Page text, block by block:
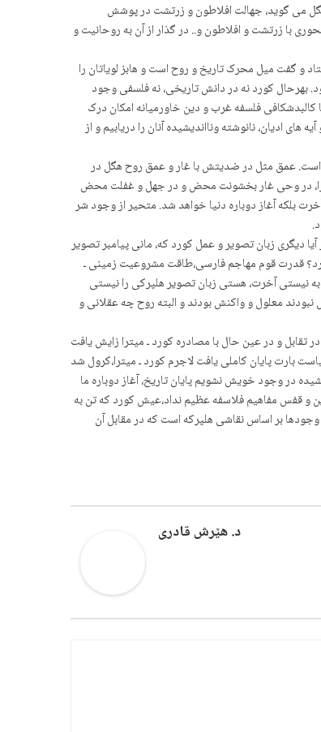
هگل می گوید، جهالت افلاطون و زرتشت در پوشش
در دوره محوری با زرتشت و افلاطون و.. در گذار از آن به روحانیت و
و گفت میل محرک تاریخ و روح است و هابز لویاتان را
بهرحال کورد نه در دانش تاریخی، نه فلسفی وجود
کالبدشکافی فلسفه غرب و دین خاورمیانه امکان درک
ادیان، نانوشته ونااندیشیده آنان را دریابیم و از
است. عمق مثل در ضدیتش با غار و عمق روح هگل در
در وحی غار بخشونت محض و در جهل و غفلت محض
بلکه آغاز دوباره دنیا خواهد شد. متحیر از وجود شر
دیگری زبان تصویر و عمل کورد که، مانی پیامبر تصویر
کرد؟ قدرت قوم مهاجم فارسی،طاقت مشروعیت زمینی ـ
به نیستی آخرت، هستی زبان تصویر هلپرکی را نیستی
معلول و واکنش بودند و البته روح چه عقلانی و
و در عین حال با مصادره کورد ـ میترا زایش یافت
بارت پایان کاملی یافت لاجرم کورد ـ میترا،کرول شد
در وجود خویش نشویم پایان تاریخ، آغاز دوباره ما
و قفس مفاهیم فلاسفه عظیم نداد،عیش کورد که تن به
بر اساس نقاشی هلپرکه است که در مقابل آن
د. هێرش قادری